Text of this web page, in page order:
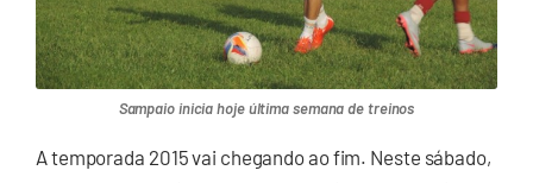
Sampaio inicia hoje última semana de treinos
A temporada 2015 vai chegando ao fim. Neste sábado,